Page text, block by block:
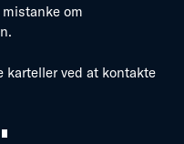
om
ved at kontakte